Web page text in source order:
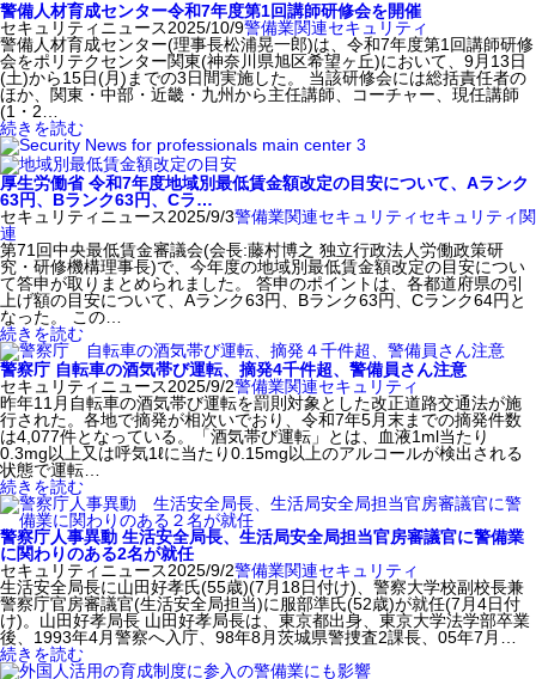
警備人材育成センター令和7年度第1回講師研修会を開催
セキュリティニュース2025/10/9警備業関連セキュリティ
警備人材育成センター(理事長松浦晃一郎)は、令和7年度第1回講師研修
会をポリテクセンター関東(神奈川県旭区希望ヶ丘)において、9月13日
(土)から15日(月)までの3日間実施した。 当該研修会には総括責任者の
ほか、関東・中部・近畿・九州から主任講師、コーチャー、現任講師
(1・2…
続きを読む
厚生労働省 令和7年度地域別最低賃金額改定の目安について、Aランク
63円、Bランク63円、Cラ…
セキュリティニュース2025/9/3警備業関連セキュリティ セキュリティ関
連
第71回中央最低賃金審議会(会長:藤村博之 独立行政法人労働政策研
究・研修機構理事長)で、今年度の地域別最低賃金額改定の目安につい
て答申が取りまとめられました。 答申のポイントは、各都道府県の引
上げ額の目安について、Aランク63円、Bランク63円、Cランク64円と
なった。 この…
続きを読む
警察庁 自転車の酒気帯び運転、摘発4千件超、警備員さん注意
セキュリティニュース2025/9/2警備業関連セキュリティ
昨年11月自転車の酒気帯び運転を罰則対象とした改正道路交通法が施
行された。各地で摘発が相次いでおり、令和7年5月末までの摘発件数
は4,077件となっている。「酒気帯び運転」とは、血液1ml当たり
0.3mg以上又は呼気1ℓに当たり0.15mg以上のアルコールが検出される
状態で運転…
続きを読む
警察庁人事異動 生活安全局長、生活局安全局担当官房審議官に警備業
に関わりのある2名が就任
セキュリティニュース2025/9/2警備業関連セキュリティ
生活安全局長に山田好孝氏(55歳)(7月18日付け)、警察大学校副校長兼
警察庁官房審議官(生活安全局担当)に服部準氏(52歳)が就任(7月4日付
け)。山田好孝局長 山田好孝局長は、東京都出身、東京大学法学部卒業
後、1993年4月警察へ入庁、98年8月茨城県警捜査2課長、05年7月…
続きを読む